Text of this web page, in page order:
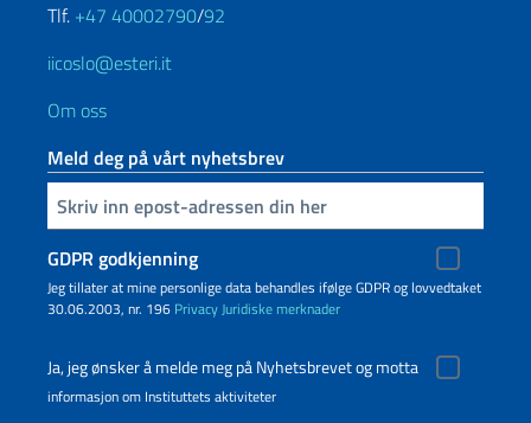
Tlf. +47 40002790/92
iicoslo@esteri.it
Om oss
Meld deg på vårt nyhetsbrev
Inserisci la tua email
GDPR godkjenning
Jeg tillater at mine personlige data behandles ifølge GDPR og lovvedtaket
30.06.2003, nr. 196 PrivacyJuridiske merknader
Ja, jeg ønsker å melde meg på Nyhetsbrevet og motta
informasjon om Instituttets aktiviteter